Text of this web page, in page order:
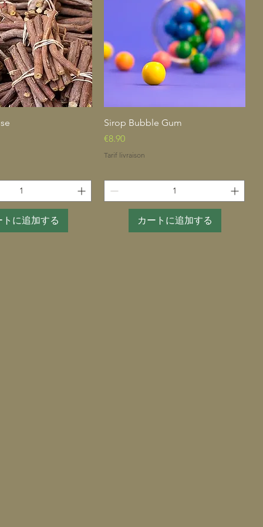
ックビュー
トに追加する
クイックビュー
Sirop Bubble Gum
価格
€8.90
Tarif livraison
カートに追加する